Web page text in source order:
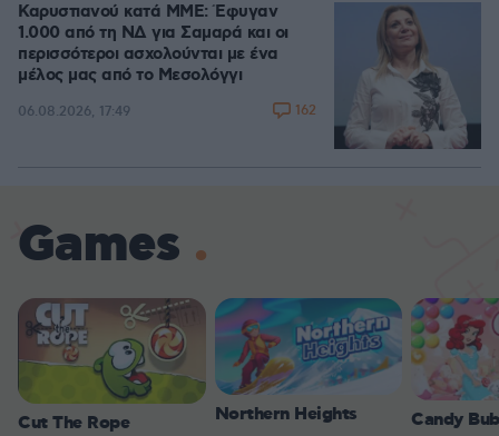
Καρυστιανού κατά ΜΜΕ: Έφυγαν
1.000 από τη ΝΔ για Σαμαρά και οι
περισσότεροι ασχολούνται με ένα
μέλος μας από το Μεσολόγγι
06.08.2026, 17:49 162
Games
Cut The Rope Northern Heights Candy